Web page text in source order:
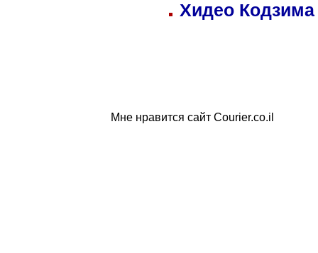
Хидео
Мне нравится сайт Courier.co.il